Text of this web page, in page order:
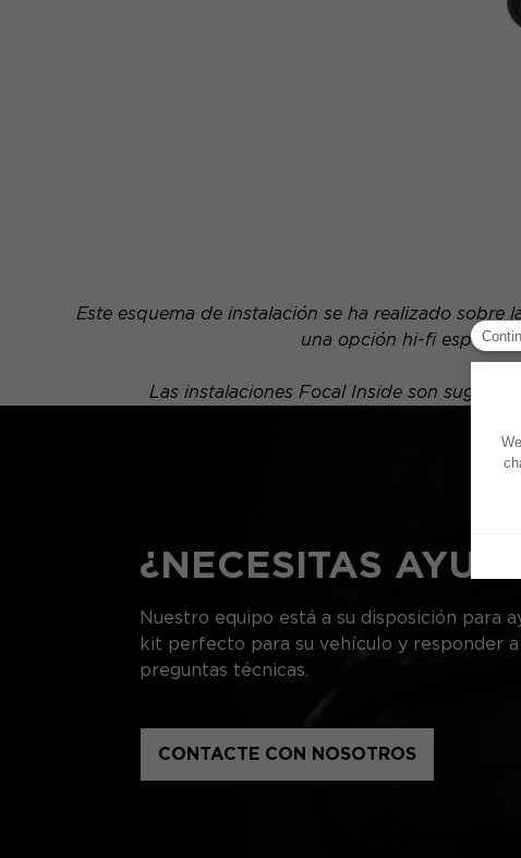
Este esquema de instalación se ha realizado
una opción hi-fi
Las instalaciones Focal Inside son
¿NECESITAS
Nuestro equipo está a su disposición para
kit perfecto para su vehículo y responder a
preguntas técnicas.
CONTACTE CON NOSOTROS